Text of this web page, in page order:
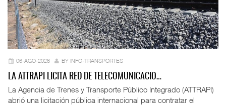
06-AGO-2026 BY INFO-TRANSPORTES
LA ATTRAPI LICITA RED DE TELECOMUNICACIO…
La Agencia de Trenes y Transporte Público Integrado (ATTRAPI)
abrió una licitación pública internacional para contratar el